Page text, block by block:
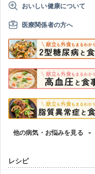
おいしい健康について
医療関係者の方へ
他の病気・お悩みを見る
レシピ